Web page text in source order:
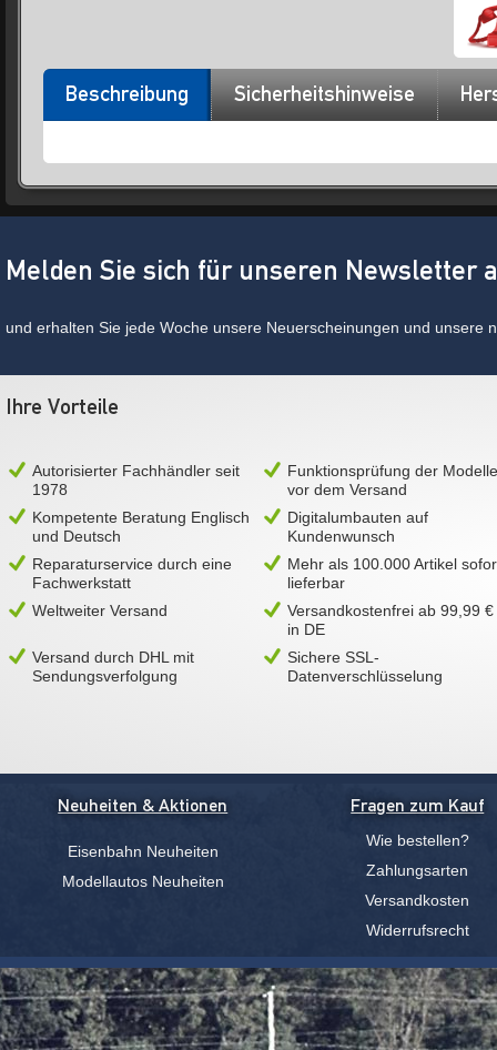
Beschreibung Sicherheitshinweise
Melden Sie sich für unseren Newsletter
und erhalten Sie jede Woche unsere Neuerscheinungen und unsere
Ihre Vorteile
Autorisierter Fachhändler seit
1978
Funktionsprüfung der Modelle
vor dem Versand
Kompetente Beratung Englisch
und Deutsch
Digitalumbauten auf
Kundenwunsch
Reparaturservice durch eine
Fachwerkstatt
Mehr als 100.000 Artikel
lieferbar
Weltweiter Versand
Versandkostenfrei ab 99,99 €
in DE
Versand durch DHL mit
Sendungsverfolgung
Sichere SSL-
Datenverschlüsselung
Neuheiten & Aktionen
Eisenbahn Neuheiten
Modellautos Neuheiten
Fragen zum Kauf
Wie bestellen?
Zahlungsarten
Versandkosten
Widerrufsrecht